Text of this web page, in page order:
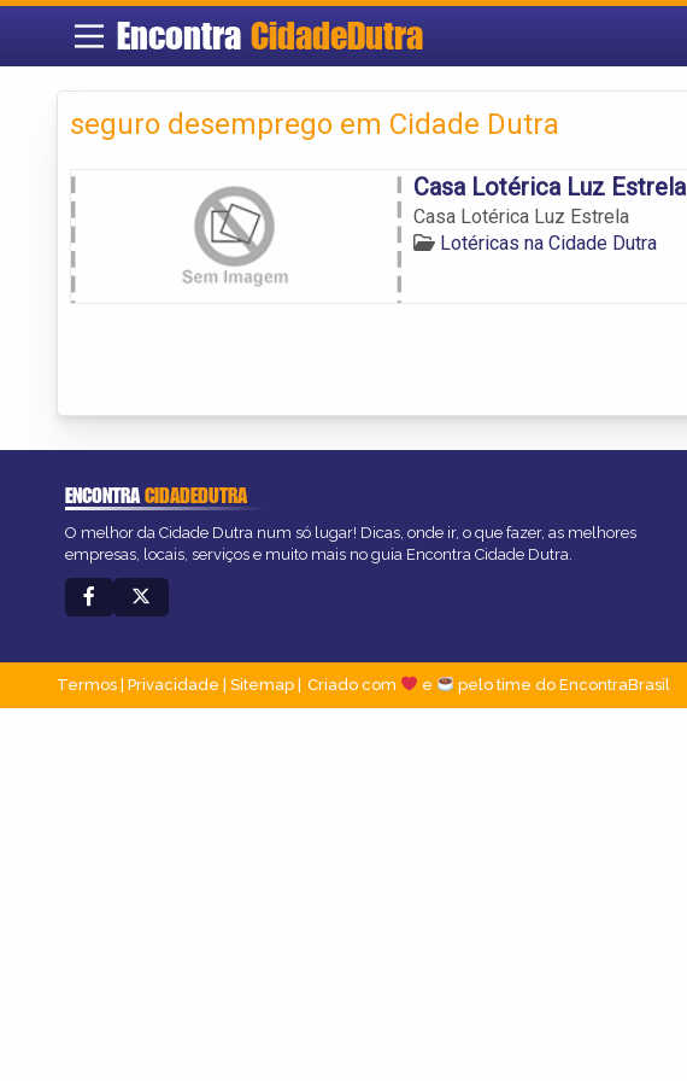
EncontraCidadeDutra
seguro desemprego em Cidade Dutra
Casa Lotérica Luz Estrela
Casa Lotérica Luz Estrela
Lotéricas na Cidade Dutra
ENCONTRACIDADEDUTRA
O melhor da Cidade Dutra num só lugar! Dicas, onde ir, o que fazer, as melhores
empresas, locais, serviços e muito mais no guia Encontra Cidade Dutra.
Termos Privacidade Sitemap Criado com e pelo time do EncontraBrasil